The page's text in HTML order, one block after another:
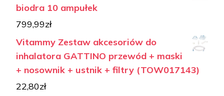
biodra 10 ampułek
799,99zł
Vitammy Zestaw akcesoriów do
inhalatora GATTINO przewód + maski
+ nosownik + ustnik + filtry (TOW017143)
22,80zł